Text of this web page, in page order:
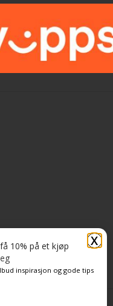
X
10% på et kjøp
inspirasjon og gode tips